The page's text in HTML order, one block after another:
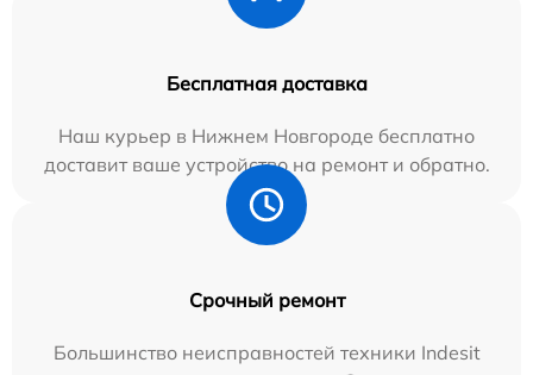
Бесплатная доставка
Наш курьер в Нижнем Новгороде бесплатно
доставит ваше устройство на ремонт и обратно.
Срочный ремонт
Большинство неисправностей техники Indesit